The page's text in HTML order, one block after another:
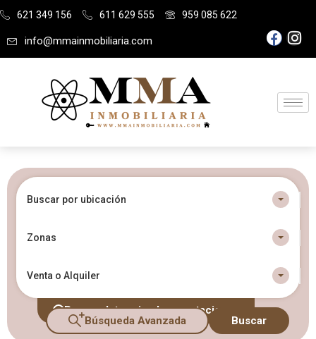
621 349 156 611 629 555 959 085 622
info@mmainmobiliaria.com
Buscar por ubicación
Zonas
Venta o Alquiler
Buscar determinadas prestaciones
Búsqueda Avanzada
Buscar